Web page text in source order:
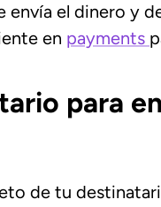
envía el dinero y
en payments
para
de tu